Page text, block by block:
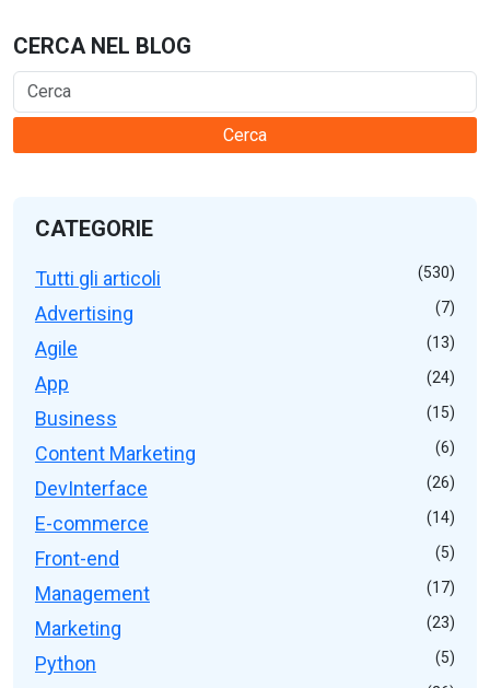
CERCA NEL BLOG
Cerca
CATEGORIE
Tutti gli articoli (530)
Advertising (7)
Agile (13)
App (24)
Business (15)
Content Marketing (6)
DevInterface (26)
E-commerce (14)
Front-end (5)
Management (17)
Marketing (23)
Python (5)